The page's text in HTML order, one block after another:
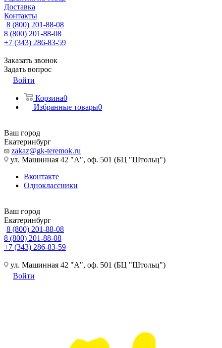
Доставка
Контакты
8 (800) 201-88-08
8 (800) 201-88-08
+7 (343) 286-83-59
Заказать звонок
Задать вопрос
Войти
Корзина0
Избранные товары0
Ваш город
Екатеринбург
zakaz@gk-teremok.ru
ул. Машинная 42 "А", оф. 501 (БЦ "Штольц")
Вконтакте
Одноклассники
Ваш город
Екатеринбург
8 (800) 201-88-08
8 (800) 201-88-08
+7 (343) 286-83-59
ул. Машинная 42 "А", оф. 501 (БЦ "Штольц")
Войти